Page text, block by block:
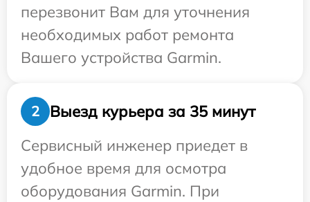
перезвонит Вам для уточнения
необходимых работ ремонта
Вашего устройства Garmin.
2
Выезд курьера за 35 минут
Сервисный инженер приедет в
удобное время для осмотра
оборудования Garmin. При